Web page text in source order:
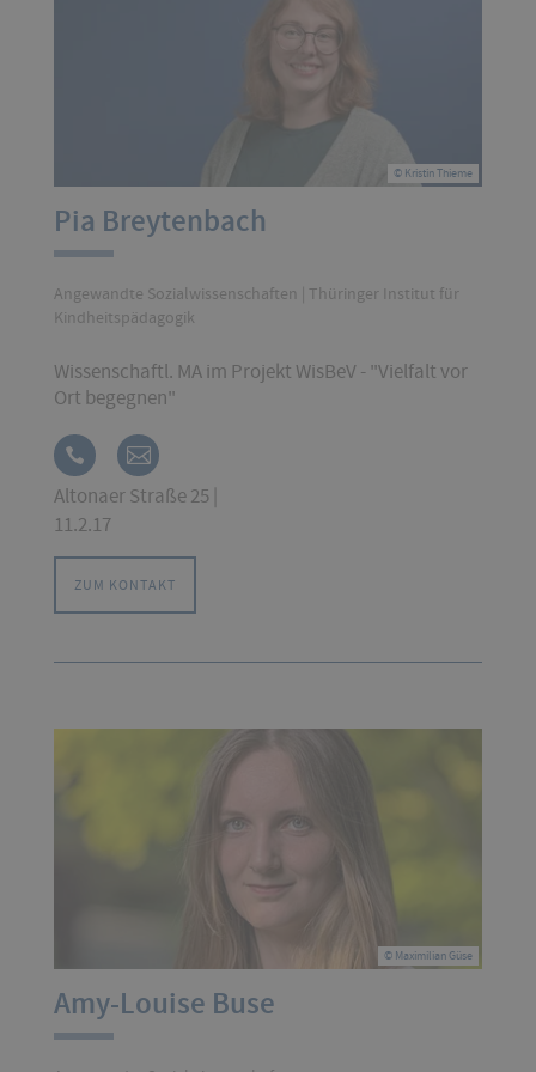
© Kristin Thieme
Pia Breytenbach
Angewandte Sozialwissenschaften | Thüringer Institut für
Kindheitspädagogik
Wissenschaftl. MA im Projekt WisBeV - "Vielfalt vor
Ort begegnen"
Altonaer Straße 25 |
11.2.17
ZUM KONTAKT
© Maximilian Güse
Amy-Louise Buse